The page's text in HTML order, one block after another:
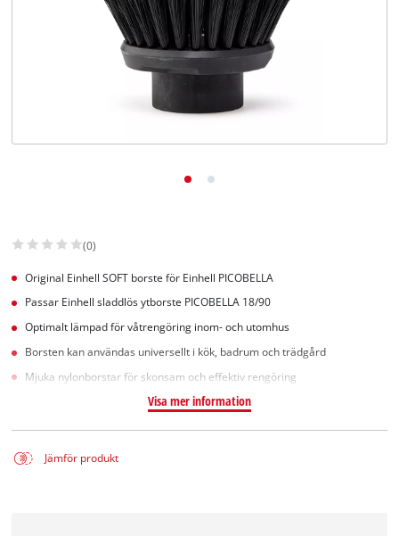
(0)
Original Einhell SOFT borste för Einhell PICOBELLA
Passar Einhell sladdlös ytborste PICOBELLA 18/90
Optimalt lämpad för våtrengöring inom- och utomhus
Borsten kan användas universellt i kök, badrum och trädgård
Mjuka nylonborstar för skonsam och effektiv rengöring
Visa mer information
Jämför produkt